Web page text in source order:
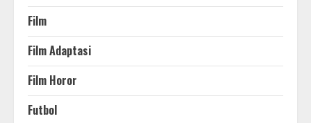
Film
Film Adaptasi
Film Horor
Futbol